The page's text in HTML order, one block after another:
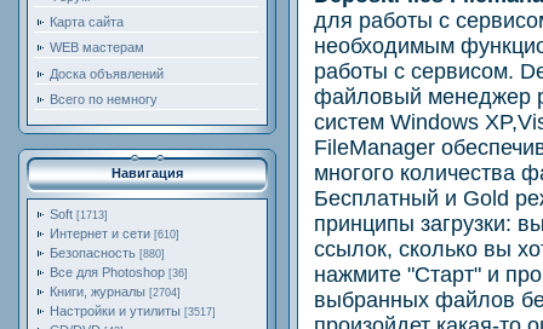
Карта сайта
WEB мастерам
Доска объявлений
Всего по немногу
Навигация
Soft [1713]
Интернет и сети [610]
Безопасность [880]
Все для Photoshop [36]
Книги, журналы [2704]
Настройки и утилиты [3517]
для работы с
необходимым
работы с сервисом.
файловый менеджер
систем Windows
FileManager
многого количества
Бесплатный и Gold
принципы загрузки:
ссылок, сколько вы
нажмите "Старт" и
выбранных файлов